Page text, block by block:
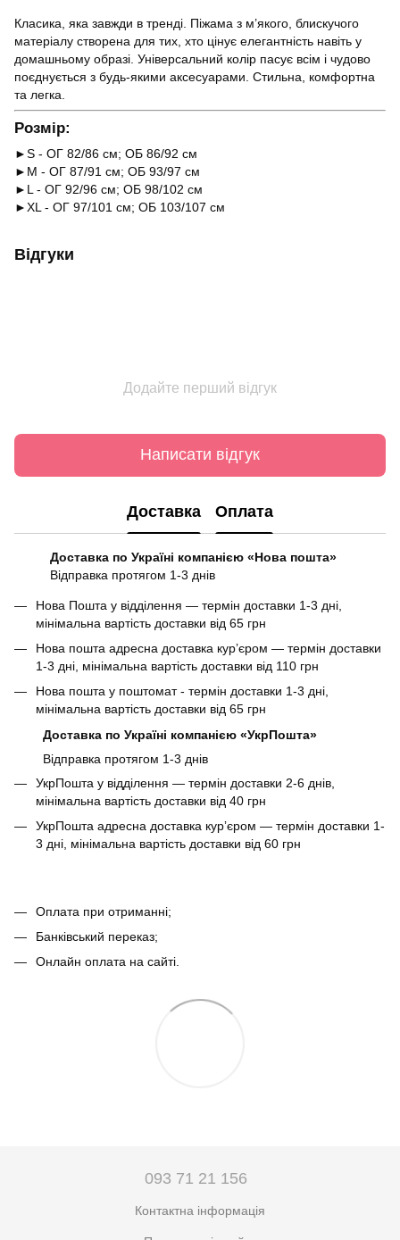
Класика, яка завжди в тренді. Піжама з м’якого, блискучого
матеріалу створена для тих, хто цінує елегантність навіть у
домашньому образі. Універсальний колір пасує всім і чудово
поєднується з будь-якими аксесуарами. Стильна, комфортна
та легка.
Розмір:
►S - ОГ 82/86 см; ОБ 86/92 см
►М - ОГ 87/91 см; ОБ 93/97 см
►L - ОГ 92/96 см; ОБ 98/102 см
►XL - ОГ 97/101 см; ОБ 103/107 см
Відгуки
Додайте перший відгук
Написати відгук
Доставка Оплата
Доставка по Україні компанією «Нова пошта»
Відправка протягом 1-3 днів
Нова Пошта у відділення — термін доставки 1-3 дні,
мінімальна вартість доставки від 65 грн
Нова пошта адресна доставка курʼєром — термін доставки
1-3 дні, мінімальна вартість доставки від 110 грн
Нова пошта у поштомат - термін доставки 1-3 дні,
мінімальна вартість доставки від 65 грн
Доставка по Україні компанією «УкрПошта»
Відправка протягом 1-3 днів
УкрПошта у відділення — термін доставки 2-6 днів,
мінімальна вартість доставки від 40 грн
УкрПошта адресна доставка курʼєром — термін доставки 1-
3 дні, мінімальна вартість доставки від 60 грн
Оплата при отриманні;
Банківський переказ;
Онлайн оплата на сайті.
093 71 21 156
Контактна інформація